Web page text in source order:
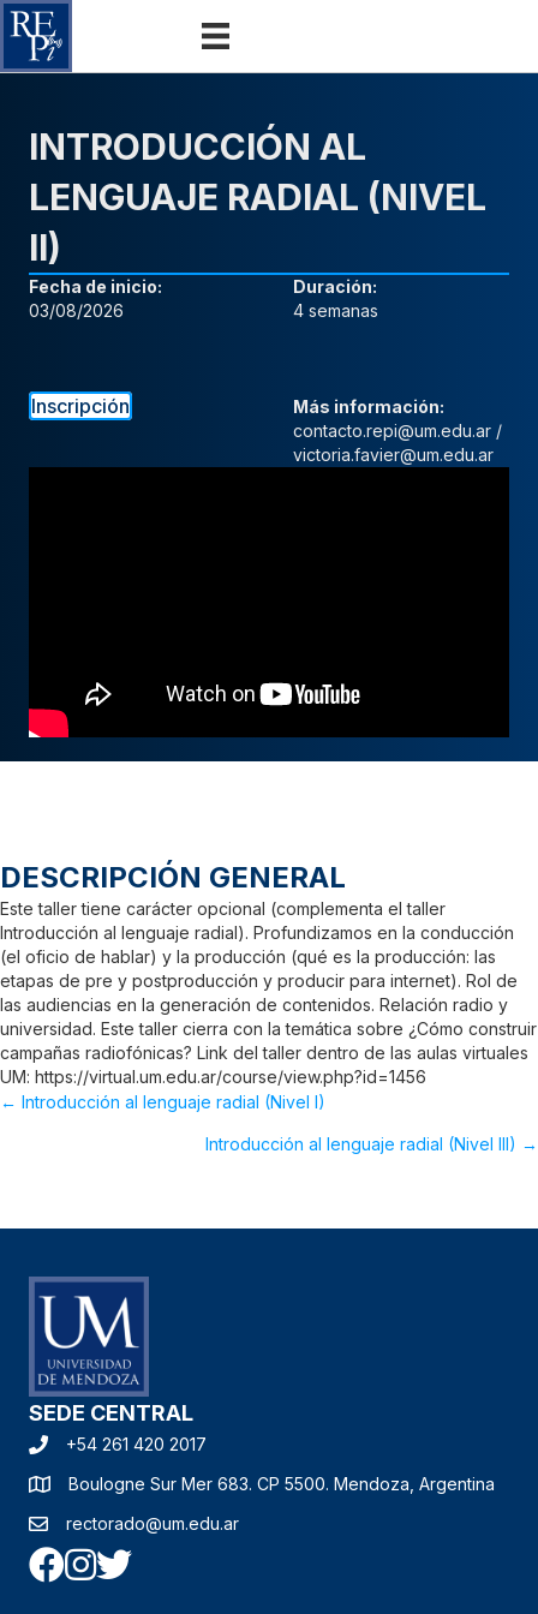
INTRODUCCIÓN AL
LENGUAJE RADIAL (NIVEL
II)
Fecha de inicio:
03/08/2026
Duración:
4 semanas
Inscripción
Más información:
contacto.repi@um.edu.ar /
victoria.favier@um.edu.ar
DESCRIPCIÓN GENERAL
Este taller tiene carácter opcional (complementa el taller
Introducción al lenguaje radial). Profundizamos en la conducción
(el oficio de hablar) y la producción (qué es la producción: las
etapas de pre y postproducción y producir para internet). Rol de
las audiencias en la generación de contenidos. Relación radio y
universidad. Este taller cierra con la temática sobre ¿Cómo construir
campañas radiofónicas? Link del taller dentro de las aulas virtuales
UM: https://virtual.um.edu.ar/course/view.php?id=1456
POSTS
NAVIGATION
← Introducción al lenguaje radial (Nivel I)
Introducción al lenguaje radial (Nivel III) →
SEDE CENTRAL
+54 261 420 2017
Boulogne Sur Mer 683. CP 5500. Mendoza, Argentina
rectorado@um.edu.ar